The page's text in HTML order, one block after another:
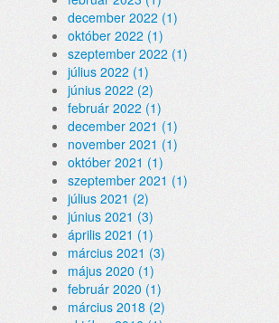
december 2022 (1)
október 2022 (1)
szeptember 2022 (1)
július 2022 (1)
június 2022 (2)
február 2022 (1)
december 2021 (1)
november 2021 (1)
október 2021 (1)
szeptember 2021 (1)
július 2021 (2)
június 2021 (3)
április 2021 (1)
március 2021 (3)
május 2020 (1)
február 2020 (1)
március 2018 (2)